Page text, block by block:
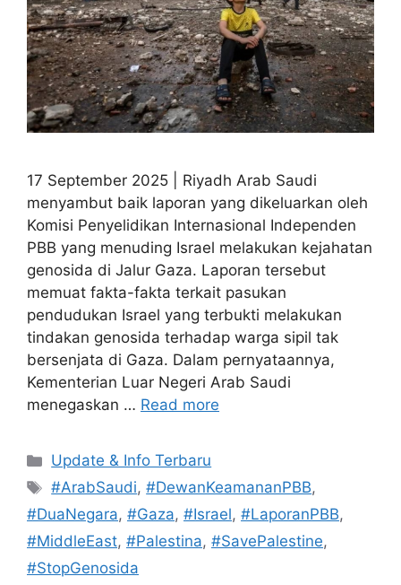
17 September 2025 | Riyadh Arab Saudi
menyambut baik laporan yang dikeluarkan oleh
Komisi Penyelidikan Internasional Independen
PBB yang menuding Israel melakukan kejahatan
genosida di Jalur Gaza. Laporan tersebut
memuat fakta-fakta terkait pasukan
pendudukan Israel yang terbukti melakukan
tindakan genosida terhadap warga sipil tak
bersenjata di Gaza. Dalam pernyataannya,
Kementerian Luar Negeri Arab Saudi
menegaskan … Read more
Categories
Update & Info Terbaru
Tags
#ArabSaudi,#DewanKeamananPBB,
#DuaNegara, #Gaza, #Israel, #LaporanPBB,
#MiddleEast, #Palestina, #SavePalestine,
#StopGenosida